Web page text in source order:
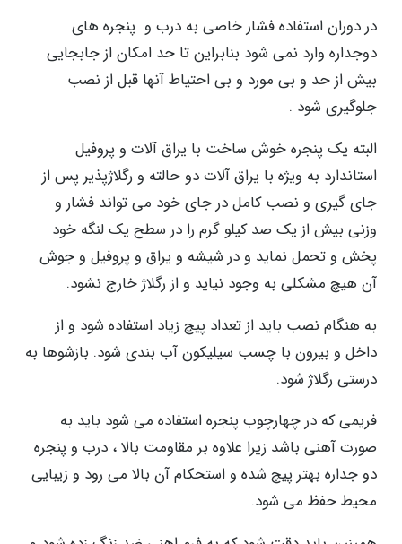
در دوران استفاده فشار خاصی به درب و پنجره های
دوجداره وارد نمی شود بنابراین تا حد امکان از جابجایی
بیش از حد و بی مورد و بی احتیاط آنها قبل از نصب
جلوگیری شود .
البته یک پنجره خوش ساخت با یراق آلات و پروفیل
استاندارد به ویژه با یراق آلات دو حالته و رگلاژپذیر پس از
جای گیری و نصب کامل در جای خود می تواند فشار و
وزنی بیش از یک صد کیلو گرم را در سطح یک لنگه خود
پخش و تحمل نماید و در شیشه و یراق و پروفیل و جوش
آن هیچ مشکلی به وجود نیاید و از رگلاژ خارج نشود.
به هنگام نصب باید از تعداد پیچ زیاد استفاده شود و از
داخل و بیرون با چسب سیلیکون آب بندی شود. بازشوها به
درستی رگلاژ شود.
فریمی که در چهارچوب پنجره استفاده می شود باید به
صورت آهنی باشد زیرا علاوه بر مقاومت بالا ، درب و پنجره
دو جداره بهتر پیچ شده و استحکام آن بالا می رود و زیبایی
محیط حفظ می شود.